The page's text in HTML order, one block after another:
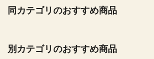
同カテゴリのおすすめ商品
別カテゴリのおすすめ商品